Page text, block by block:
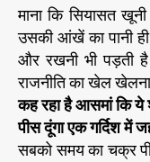
माना कि सियासत खूनी
उसकी आंखें का पानी
और रखनी भी पड़ती
राजनीति का खेल
कह रहा है आसमां कि ये
पीस दूंगा एक गर्दिश में
सबको समय का चक्र